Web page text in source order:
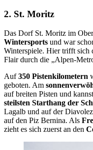
2. St. Moritz
Das Dorf St. Moritz im
Wintersports und war
Winterspiele. Hier trifft sich
Flair durch die „Alpen-
Auf350 Pistenkilometern
geboten. Am
auf breiten Pisten und
steilsten Starthang der
Lagalb und auf der
auf den Piz Bernina. Als
zieht es sich zuerst an den